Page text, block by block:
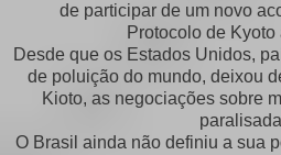
de participar de um novo
Protocolo de Kyoto
Desde que os Estados Unidos,
de poluição do mundo, deixou
Kioto, as negociações sobre
O Brasil ainda não definiu a sua